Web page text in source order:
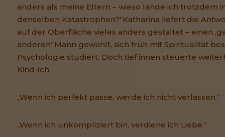
anders als meine Eltern – wieso lande ich trotzdem
denselben Katastrophen?“Katharina liefert die
auf der Oberfläche vieles anders gestaltet – einen
anderen‘ Mann gewählt, sich früh mit Spiritualität
Psychologie studiert. Doch tief innen steuerte
Kind‑Ich:
„Wenn ich perfekt passe, werde ich nicht verlassen.“
„Wenn ich unkompliziert bin, verdiene ich Liebe.“